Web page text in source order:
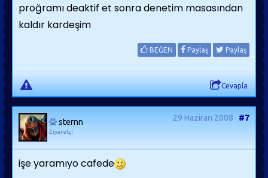
proğramı deaktif et sonra denetim masasından
kaldır kardeşim
BEĞEN Paylaş Paylaş
Cevapla
sternn
Ziyaretçi
29 Haziran 2008 #7
işe yaramıyo cafede